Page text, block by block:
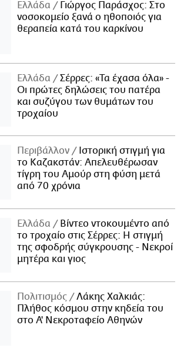
Ελλάδα
Γιώργος Παράσχος: Στο
νοσοκομείο ξανά ο ηθοποιός για
θεραπεία κατά του καρκίνου
Ελλάδα
Σέρρες: «Τα έχασα όλα» -
Οι πρώτες δηλώσεις του πατέρα
και συζύγου των θυμάτων του
τροχαίου
Περιβάλλον
Ιστορική στιγμή για
το Καζακστάν: Απελευθέρωσαν
τίγρη του Αμούρ στη φύση μετά
από 70 χρόνια
Ελλάδα
Βίντεο ντοκουμέντο από
το τροχαίο στις Σέρρες: Η στιγμή
της σφοδρής σύγκρουσης - Νεκροί
μητέρα και γιος
Πολιτισμός
Λάκης Χαλκιάς:
Πλήθος κόσμου στην κηδεία του
στο Α' Νεκροταφείο Αθηνών